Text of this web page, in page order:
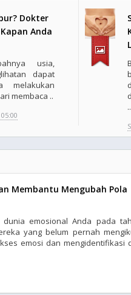
Dokter
Anda
usia,
dapat
melakukan
membaca ..
..
Membantu Mengubah Pola
emosional Anda pada
yang belum pernah
emosi dan mengidentifikasi